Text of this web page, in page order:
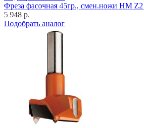
Фреза фасочная 45гр., смен.ножи HM
5 948 р.
Подобрать аналог